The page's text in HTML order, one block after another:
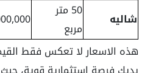
شاليه
50 متر
مربع
هذه الاسعار لا تعكس فقط